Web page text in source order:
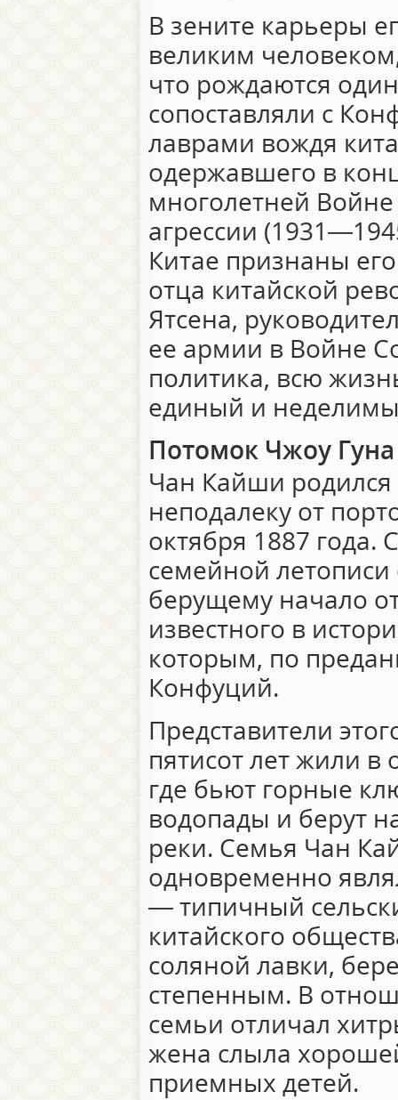
В зените карьеры
великим
что рождаются
сопоставляли с
лаврами вождя
одержавшего в
многолетней
агрессии
Китае признаны
отца китайской
Ятсена,
ее армии в Войне
политика, всю
единый и
Потомок Чжоу Гуна
Чан Кайши родился
неподалеку от
октября 1887 года.
семейной
берущему начало
известного в
которым, по
Конфуций.
Представители
пятисот лет жили
где бьют горные
водопады и берут
реки. Семья Чан
одновременно
— типичный
китайского
соляной лавки,
степенным. В
семьи отличал
жена слыла
приемных детей.